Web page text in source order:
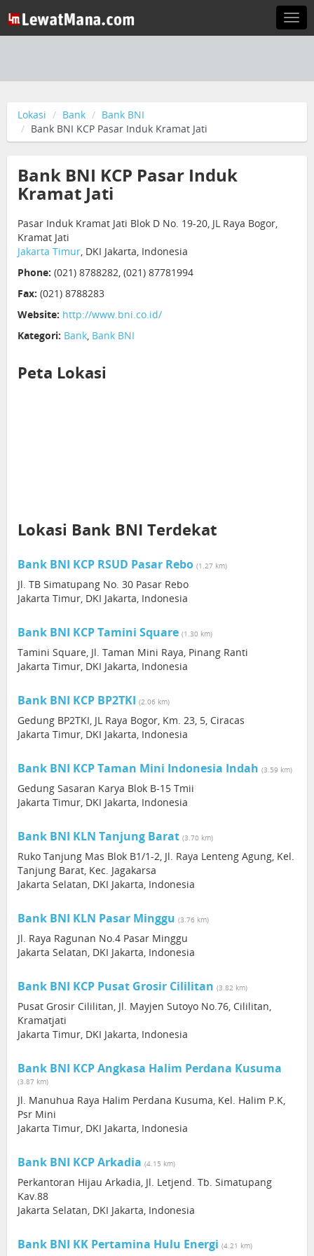
Lokasi Bank
Bank BNI
Bank BNI KCP Pasar Induk Kramat Jati
Bank BNI KCP Pasar Induk
Kramat Jati
Pasar Induk Kramat Jati Blok D No. 19-20, JL Raya Bogor,
Kramat Jati
Jakarta Timur, DKI Jakarta, Indonesia
Phone: (021) 8788282, (021) 87781994
Fax: (021) 8788283
Website: http://www.bni.co.id/
Kategori: Bank, Bank BNI
Peta Lokasi
Lokasi Bank BNI Terdekat
Bank BNI KCP RSUD Pasar Rebo (1.27 km)
Jl. TB Simatupang No. 30 Pasar Rebo
Jakarta Timur, DKI Jakarta, Indonesia
Bank BNI KCP Tamini Square (1.30 km)
Tamini Square, Jl. Taman Mini Raya, Pinang Ranti
Jakarta Timur, DKI Jakarta, Indonesia
Bank BNI KCP BP2TKI (2.06 km)
Gedung BP2TKI, JL Raya Bogor, Km. 23, 5, Ciracas
Jakarta Timur, DKI Jakarta, Indonesia
Bank BNI KCP Taman Mini Indonesia Indah (3.59 km)
Gedung Sasaran Karya Blok B-15 Tmii
Jakarta Timur, DKI Jakarta, Indonesia
Bank BNI KLN Tanjung Barat (3.70 km)
Ruko Tanjung Mas Blok B1/1-2, Jl. Raya Lenteng Agung, Kel.
Tanjung Barat, Kec. Jagakarsa
Jakarta Selatan, DKI Jakarta, Indonesia
Bank BNI KLN Pasar Minggu (3.76 km)
Jl. Raya Ragunan No.4 Pasar Minggu
Jakarta Selatan, DKI Jakarta, Indonesia
Bank BNI KCP Pusat Grosir Cililitan (3.82 km)
Pusat Grosir Cililitan, Jl. Mayjen Sutoyo No.76, Cililitan,
Kramatjati
Jakarta Timur, DKI Jakarta, Indonesia
Bank BNI KCP Angkasa Halim Perdana Kusuma
(3.87 km)
Jl. Manuhua Raya Halim Perdana Kusuma, Kel. Halim P.K,
Psr Mini
Jakarta Timur, DKI Jakarta, Indonesia
Bank BNI KCP Arkadia (4.15 km)
Perkantoran Hijau Arkadia, Jl. Letjend. Tb. Simatupang
Kav.88
Jakarta Selatan, DKI Jakarta, Indonesia
Bank BNI KK Pertamina Hulu Energi (4.21 km)